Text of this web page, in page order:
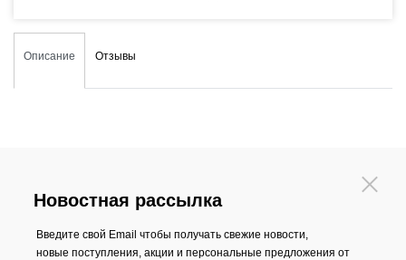
Описание Отзывы
Новостная рассылка
Введите свой Email чтобы получать свежие новости,
новые поступления, акции и персональные предложения от